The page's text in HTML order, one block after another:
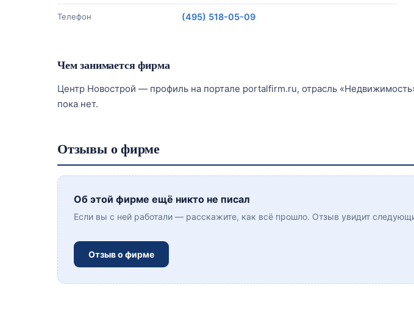
Телефон (495) 518-05-09
Чем занимается фирма
Центр Новострой — профиль на портале portalfirm.ru, отрасль
пока нет.
Отзывы о фирме
Об этой фирме ещё никто не писал
Если вы с ней работали — расскажите, как всё прошло. Отзыв увидит
Отзыв о фирме